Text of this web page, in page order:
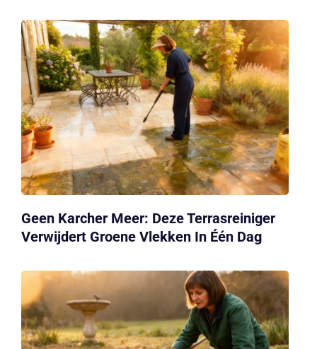
Geen Karcher Meer: Deze Terrasreiniger
Verwijdert Groene Vlekken In Één Dag